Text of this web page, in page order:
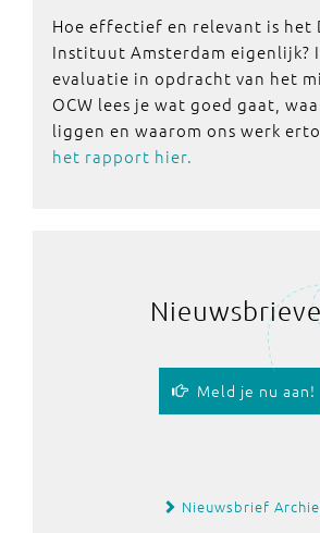
Hoe effectief en relevant is het
Instituut Amsterdam eigenlijk?
evaluatie in opdracht van het
OCW lees je wat goed gaat,
liggen en waarom ons werk
het rapport hier.
Meld je nu aan!
Nieuwsbrief